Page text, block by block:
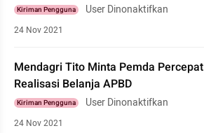
Kiriman Pengguna User Dinonaktifkan
24 Nov 2021
Mendagri Tito Minta Pemda Percepat
Realisasi Belanja APBD
Kiriman Pengguna User Dinonaktifkan
24 Nov 2021